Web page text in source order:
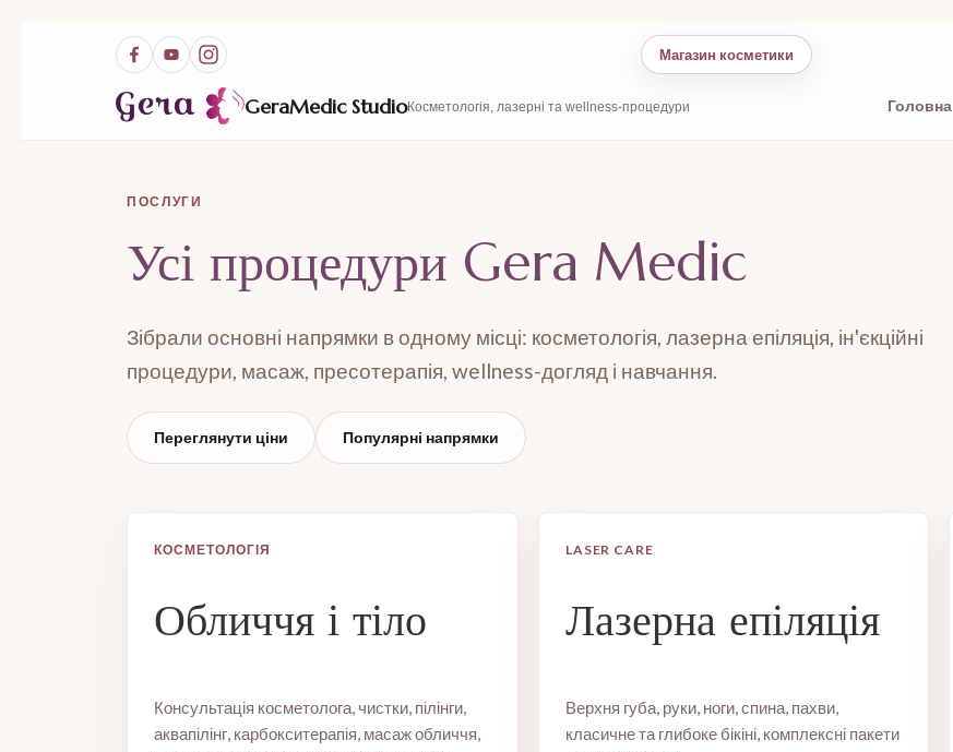
Магазин косметики
GeraMedic StudioКосметологія, лазерні та wellness-процедури Головна
ПОСЛУГИ
Усі процедури Gera Medic
Зібрали основні напрямки в одному місці: косметологія, лазерна епіляція, ін'єкційні
процедури, масаж, пресотерапія, wellness-догляд і навчання.
Переглянути ціни Популярні напрямки
КОСМЕТОЛОГІЯ
Обличчя і тіло
Консультація косметолога, чистки, пілінги,
аквапілінг, карбокситерапія, масаж обличчя,
LASER CARE
Лазерна епіляція
Верхня губа, руки, ноги, спина, пахви,
класичне та глибоке бікіні, комплексні пакети